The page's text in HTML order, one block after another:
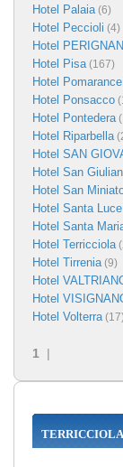
Hotel Palaia(6)
Hotel Peccioli (4)
Hotel
Hotel Pisa(167)
Hotel Pomarance
Hotel Ponsacco
Hotel Pontedera
Hotel Riparbella
Hotel SAN
Hotel San
Hotel San
Hotel Santa Luce
Hotel Santa
Hotel Terricciola
Hotel Tirrenia(9)
Hotel
Hotel
Hotel Volterra(17)
1 |